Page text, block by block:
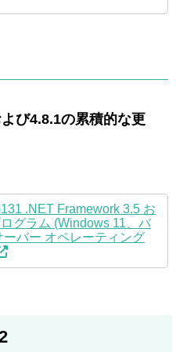
び4.8.1の累積的な更
.NET Framework 3.5 お
グラム (Windows 11、バ
バー オペレーティング